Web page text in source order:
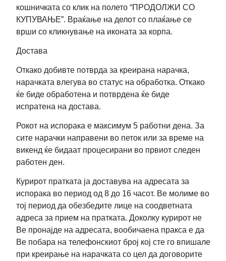
кошничката со клик на полето “ПРОДОЛЖИ СО
КУПУВАЊЕ”. Враќање на делот со плаќање се
врши со кликнување на иконата за корпа.
Достава
Откако добивте потврда за креирана нарачка,
нарачката влегува во статус на обработка. Откако
ќе биде обработена и потврдена ќе биде
испратена на достава.
Рокот на испорака е максимум 5 работни дена. За
сите нарачки направени во петок или за време на
викенд ќе бидаат процесирани во првиот следен
работен ден.
Курирот пратката ја доставува на адресата за
испорака во период од 8 до 16 часот. Ве молиме во
тој период да обезбедите лице на соодветната
адреса за прием на пратката. Доколку курирот не
Ве пронајде на адресата, вообичаена пракса е да
Ве побара на телефонскиот број кој сте го впишале
при креирање на нарачката со цел да договорите